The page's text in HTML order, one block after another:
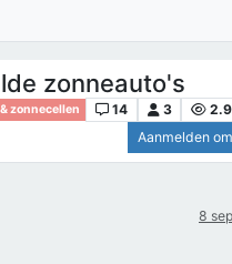
zonneauto's
zonnecellen 14 3
Aanmelden
8